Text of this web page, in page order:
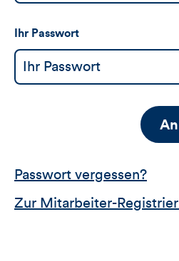
Ihr Passwort
Passwort vergessen?
Zur Mitarbeiter-